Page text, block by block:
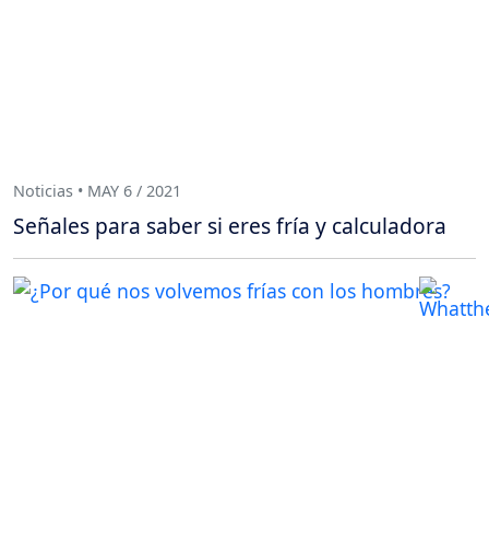
Noticias • MAY 6 / 2021
Señales para saber si eres fría y calculadora